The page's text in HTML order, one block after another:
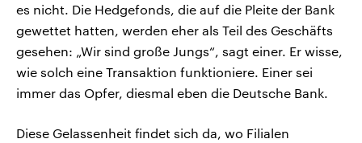
es nicht. Die Hedgefonds, die auf die Pleite der Bank
gewettet hatten, werden eher als Teil des Geschäfts
gesehen: „Wir sind große Jungs“, sagt einer. Er wisse,
wie solch eine Transaktion funktioniere. Einer sei
immer das Opfer, diesmal eben die Deutsche Bank.
Diese Gelassenheit findet sich da, wo Filialen